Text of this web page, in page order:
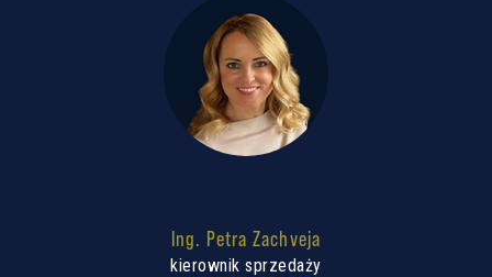
Ing. Petra Zachveja
kierownik sprzedaży